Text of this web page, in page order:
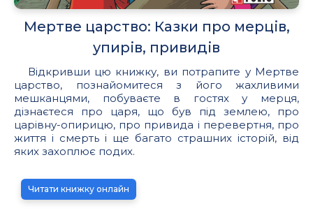
Мертве царство: Казки про мерців,
упирів, привидів
Відкривши цю книжку, ви потрапите у Мертве
царство, познайомитеся з його жахливими
мешканцями, побуваєте в гостях у мерця,
дізнаєтеся про царя, що був під землею, про
царівну-опирицю, про привида і перевертня, про
життя і смерть і ще багато страшних історій, від
яких захоплює подих.
Читати книжку онлайн